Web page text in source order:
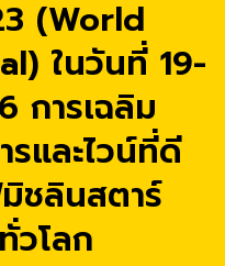
(World
ในวันที่ 19-
การเฉลิม
รและไวน์ที่ดี
ชลินสตาร์
วโลก